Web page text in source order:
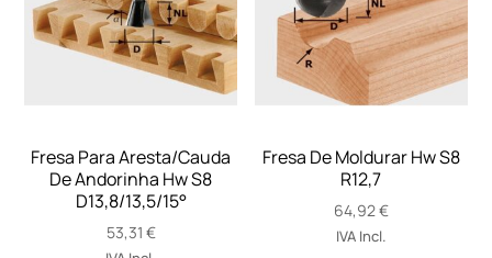
Fresa Para Aresta/Cauda
De Andorinha Hw S8
D13,8/13,5/15°
53,31 €
Fresa De Moldurar Hw S8
R12,7
64,92€
IVA Incl.